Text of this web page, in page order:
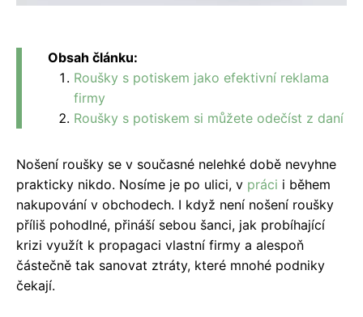
Obsah článku:
Roušky s potiskem jako efektivní reklama
firmy
Roušky s potiskem si můžete odečíst z daní
Nošení roušky se v současné nelehké době nevyhne
prakticky nikdo. Nosíme je po ulici, v práci i během
nakupování v obchodech. I když není nošení roušky
příliš pohodlné, přináší sebou šanci, jak probíhající
krizi využít k propagaci vlastní firmy a alespoň
částečně tak sanovat ztráty, které mnohé podniky
čekají.